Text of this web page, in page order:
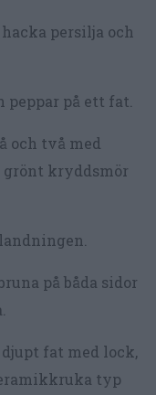
persilja och
peppar på ett fat.
och två med
kryddsmör
på båda sidor
fat med lock,
typ